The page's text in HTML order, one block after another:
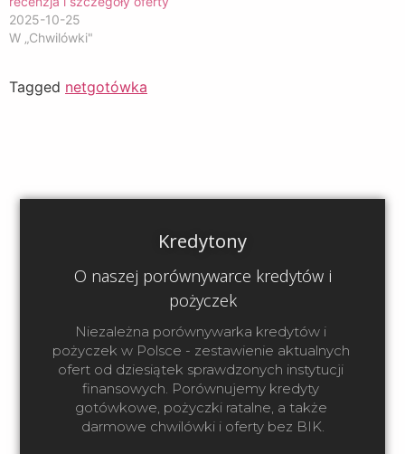
2025-10-25
W „Chwilówki"
Tagged netgotówka
Kredytony
O naszej porównywarce kredytów i
pożyczek
Niezależna porównywarka kredytów i
pożyczek w Polsce - zestawienie aktualnych
ofert od dziesiątek sprawdzonych instytucji
finansowych. Porównujemy kredyty
gotówkowe, pożyczki ratalne, a także
darmowe chwilówki i oferty bez BIK.